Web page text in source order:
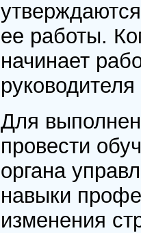
ее работы.
начинает
Для
провести
органа
навыки
изменения